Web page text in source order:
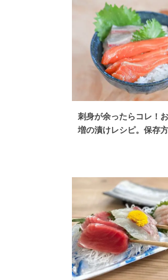
刺身が余ったらコレ！
増の漬けレシピ。保存